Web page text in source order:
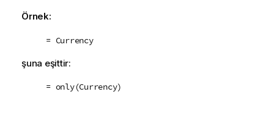
Örnek:
= Currency
şuna eşittir:
= only(Currency)